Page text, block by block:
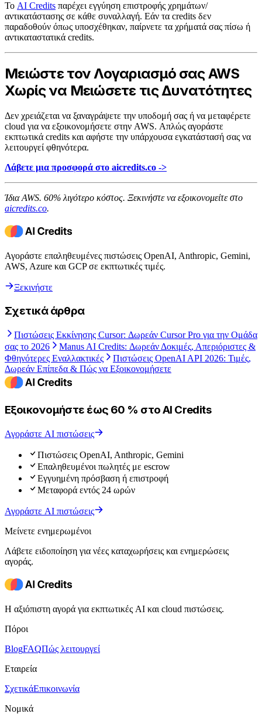
Το AI Credits παρέχει εγγύηση επιστροφής χρημάτων/
αντικατάστασης σε κάθε συναλλαγή. Εάν τα credits δεν
παραδοθούν όπως υποσχέθηκαν, παίρνετε τα χρήματά σας πίσω ή
αντικαταστατικά credits.
Μειώστε τον Λογαριασμό σας AWS
Χωρίς να Μειώσετε τις Δυνατότητες
Δεν χρειάζεται να ξαναγράψετε την υποδομή σας ή να μεταφέρετε
cloud για να εξοικονομήσετε στην AWS. Απλώς αγοράστε
εκπτωτικά credits και αφήστε την υπάρχουσα εγκατάστασή σας να
λειτουργεί φθηνότερα.
Λάβετε μια προσφορά στο aicredits.co ->
Ίδια AWS. 60% λιγότερο κόστος. Ξεκινήστε να εξοικονομείτε στο
aicredits.co.
Αγοράστε επαληθευμένες πιστώσεις OpenAI, Anthropic, Gemini,
AWS, Azure και GCP σε εκπτωτικές τιμές.
Ξεκινήστε
Σχετικά άρθρα
Πιστώσεις Εκκίνησης Cursor: Δωρεάν Cursor Pro για την Ομάδα
σας το 2026
Manus AI Credits: Δωρεάν Δοκιμές, Απεριόριστες &
Φθηνότερες Εναλλακτικές
Πιστώσεις OpenAI API 2026: Τιμές,
Δωρεάν Επίπεδα & Πώς να Εξοικονομήσετε
Εξοικονομήστε έως 60 % στο AI Credits
Αγοράστε AI πιστώσεις
Πιστώσεις OpenAI, Anthropic, Gemini
Επαληθευμένοι πωλητές με escrow
Εγγυημένη πρόσβαση ή επιστροφή
Μεταφορά εντός 24 ωρών
Αγοράστε AI πιστώσεις
Μείνετε ενημερωμένοι
Λάβετε ειδοποίηση για νέες καταχωρήσεις και ενημερώσεις
αγοράς.
Η αξιόπιστη αγορά για εκπτωτικές AI και cloud πιστώσεις.
Πόροι
BlogFAQΠώς λειτουργεί
Εταιρεία
ΣχετικάΕπικοινωνία
Νομικά